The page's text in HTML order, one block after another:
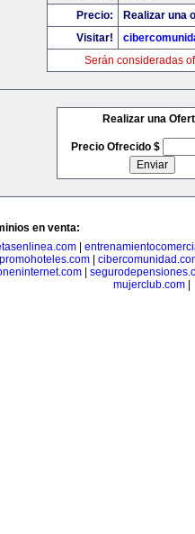
Precio:
Realizar una
Visitar!
Serán consideradas
Realizar una
Precio Ofrecido $
en venta:
|
promohoteles.com
|
mujerclub.com